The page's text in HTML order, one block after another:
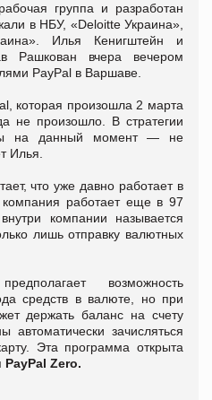
группа и разработан
в НБУ, «Deloitte Украина»,
Илья Кенигштейн и
Рашкован вчера вечером
PayPal в Варшаве.
которая произошла 2 марта
не произошло. В стратегии
на данный момент — не
Илья.
что уже давно работает в
работает еще в 97
компании называется
лишь отправку валютных
возможность
средств в валюте, но при
держать баланс на счету
зачисляться
Эта программа открыта
PayPal Zero.